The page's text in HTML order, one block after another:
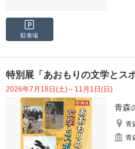
駐車場
特別展「あおもりの文学とス
2026年7月18日(土)～11月1日(日)
青森
青
青